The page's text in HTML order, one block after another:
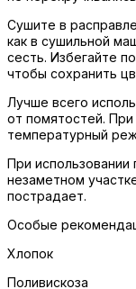
Сушите в
как в сушильной
сесть. Избегайте
чтобы сохранить
Лучше всего
от помятостей.
температурный
При
незаметном
пострадает.
Особые
Хлопок
Поливискоза